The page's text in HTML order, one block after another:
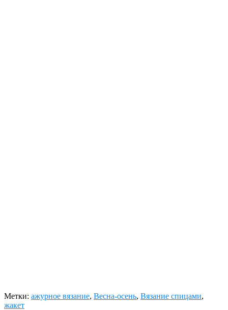
Метки: ажурное вязание, Весна-осень, Вязание спицами,
жакет